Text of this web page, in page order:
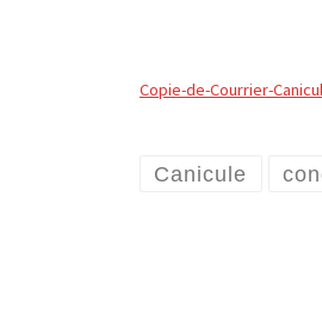
Copie-de-Courrier-
Canicule